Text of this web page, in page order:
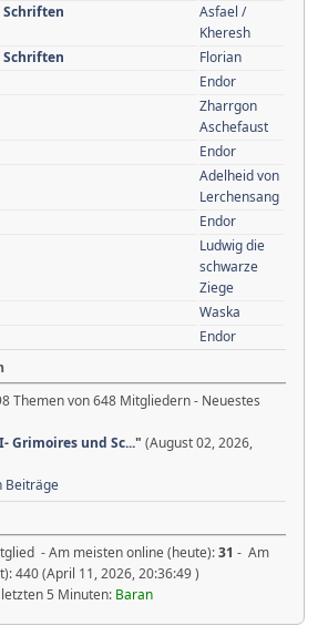
Schriften
Asfael /
Kheresh
Schriften
Florian
Endor
Zharrgon
Aschefaust
Endor
Adelheid von
Lerchensang
Endor
Ludwig die
schwarze
Ziege
Waska
Endor
Themen von 648 Mitgliedern - Neuestes
Grimoires und Sc..." (August 02, 2026,
Beiträge
- Am meisten online (heute):31 - Am
440 (April 11, 2026, 20:36:49 )
5 Minuten: Baran